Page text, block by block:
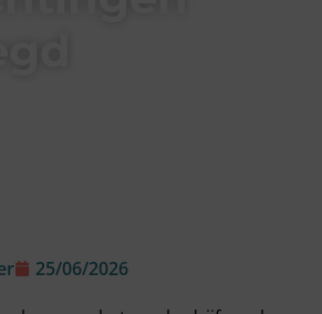
25/06/2026